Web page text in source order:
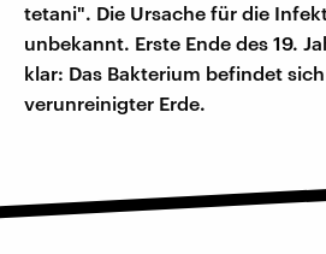
tetani". Die Ursache für die
unbekannt. Erste Ende des 19.
klar: Das Bakterium befindet
verunreinigter Erde.